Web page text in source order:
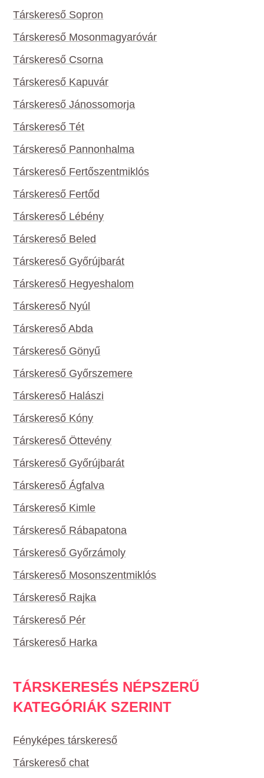
Társkereső Sopron
Társkereső Mosonmagyaróvár
Társkereső Csorna
Társkereső Kapuvár
Társkereső Jánossomorja
Társkereső Tét
Társkereső Pannonhalma
Társkereső Fertőszentmiklós
Társkereső Fertőd
Társkereső Lébény
Társkereső Beled
Társkereső Győrújbarát
Társkereső Hegyeshalom
Társkereső Nyúl
Társkereső Abda
Társkereső Gönyű
Társkereső Győrszemere
Társkereső Halászi
Társkereső Kóny
Társkereső Öttevény
Társkereső Győrújbarát
Társkereső Ágfalva
Társkereső Kimle
Társkereső Rábapatona
Társkereső Győrzámoly
Társkereső Mosonszentmiklós
Társkereső Rajka
Társkereső Pér
Társkereső Harka
TÁRSKERESÉS NÉPSZERŰ
KATEGÓRIÁK SZERINT
Fényképes társkereső
Társkereső chat